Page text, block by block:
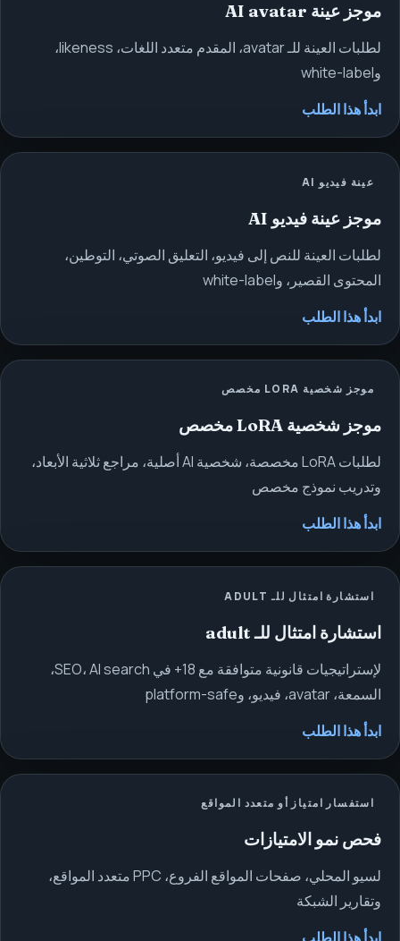
موجز عينة AI avatar
لطلبات العينة للـ avatar، المقدم متعدد اللغات، likeness،
وwhite-label
ابدأ هذا الطلب
عينة فيديو AI
موجز عينة فيديو AI
لطلبات العينة للنص إلى فيديو، التعليق الصوتي، التوطين،
المحتوى القصير، وwhite-label
ابدأ هذا الطلب
موجز شخصية LORA مخصص
موجز شخصية LoRA مخصص
لطلبات LoRA مخصصة، شخصية AI أصلية، مراجع ثلاثية الأبعاد،
وتدريب نموذج مخصص
ابدأ هذا الطلب
استشارة امتثال للـ ADULT
استشارة امتثال للـ adult
لإستراتيجيات قانونية متوافقة مع 18+ في SEO، AI search،
السمعة، avatar، فيديو، وplatform-safe
ابدأ هذا الطلب
استفسار امتياز أو متعدد المواقع
فحص نمو الامتيازات
لسيو المحلي، صفحات المواقع الفروع، PPC متعدد المواقع،
وتقارير الشبكة